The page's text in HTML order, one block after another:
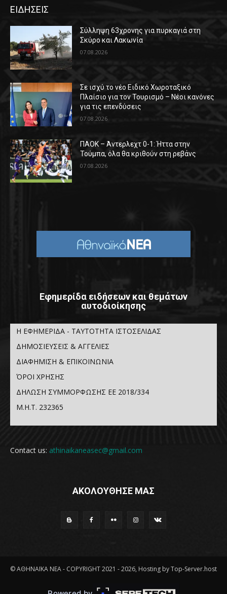
ΕΙΔΗΣΕΙΣ
Σύλληψη 63χρονης για πυρκαγιά στη
Σκύρο και Λακωνία
07.08.2026
Σε ισχύ το νέο Ειδικό Χωροταξικό
Πλαίσιο για τον Τουρισμό – Νέοι κανόνες
για τις επενδύσεις
07.08.2026
ΠΑΟΚ – Άντερλεχτ 0-1: Ήττα στην
Τούμπα, όλα θα κριθούν στη ρεβάνς
07.08.2026
Εφημερίδα ειδήσεων και θεμάτων
αυτοδιοίκησης
Η ΕΦΗΜΕΡΙΔΑ - ΤΑΥΤΟΤΗΤΑ ΙΣΤΟΣΕΛΙΔΑΣ
ΔΗΜΟΣΙΕΥΣΕΙΣ & ΑΓΓΕΛΙΕΣ
ΔΙΑΦΗΜΙΣΗ & ΕΠΙΚΟΙΝΩΝΙΑ
ΌΡΟΙ ΧΡΗΣΗΣ
ΔΗΛΩΣΗ ΣΥΜΜΟΡΦΩΣΗΣ ΕΕ 2018/334
Μ.Η.Τ. 232365
Contact us: athinaikaneasec@gmail.com
ΑΚΟΛΟΥΘΗΣΕ ΜΑΣ
© ΑΘΗΝΑΪΚΑ ΝΕΑ - COPYRIGHT 2021 - 2026, Hosting by Top-Server.host